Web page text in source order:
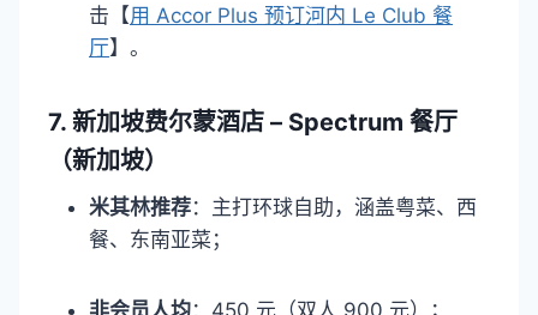
击【用 Accor Plus 预订河内 Le Club 餐
厅】。​
7. 新加坡费尔蒙酒店 – Spectrum 餐厅
（新加坡）​
米其林推荐：主打环球自助，涵盖粤菜、西
餐、东南亚菜；​
非会员人均：450 元（双人 900 元）；​